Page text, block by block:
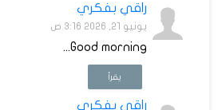
راقي بفكري
يونيو 21, 2026 3:16 ص
Good morning...
يقرأ
راقي بفكري